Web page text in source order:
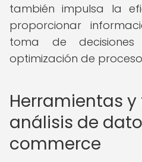
también impulsa la
proporcionar
toma de
optimización de
Herramientas
análisis de
commerce